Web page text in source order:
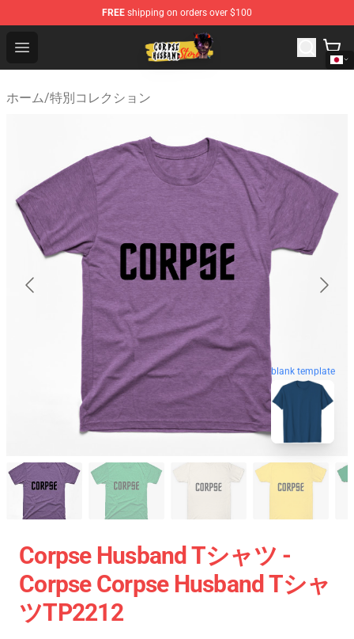
FREE shipping on orders over $100
Open menu
Corpse Husband Shop - Official Corpse Husband
ホーム/特別コレクション
blank template
Corpse Husband Tシャツ -
Corpse Corpse Husband Tシャ
ツTP2212